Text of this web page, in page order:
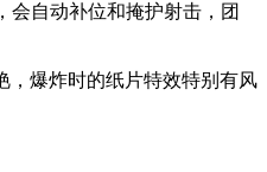
会自动补位和掩护射击，团
，爆炸时的纸片特效特别有风